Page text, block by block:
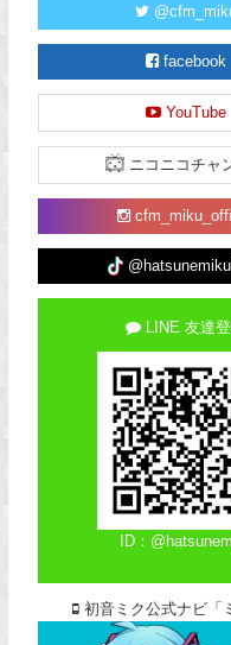
facebook
YouTube
ニコニコチャ
LINE 友達
ID：
初音ミク公式ナビ「